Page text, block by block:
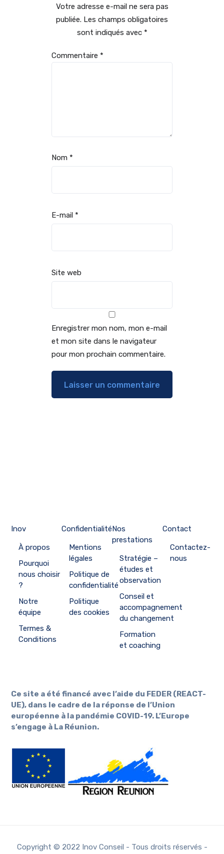
Votre adresse e-mail ne sera pas
publiée. Les champs obligatoires
sont indiqués avec *
Commentaire *
Nom *
E-mail *
Site web
Enregistrer mon nom, mon e-mail
et mon site dans le navigateur
pour mon prochain commentaire.
Inov
À propos
Pourquoi
nous choisir
?
Notre
équipe
Termes &
Conditions
Confidentialité
Mentions
légales
Politique de
confidentialité
Politique
des cookies
Nos
prestations
Stratégie –
études et
observation
Conseil et
accompagnement
du changement
Formation
et coaching
Contact
Contactez-
nous
Ce site a été financé avec l’aide du FEDER (REACT-
UE), dans le cadre de la réponse de l’Union
européenne à la pandémie COVID-19. L’Europe
s’engage à La Réunion.
Copyright © 2022 Inov Conseil - Tous droits réservés -